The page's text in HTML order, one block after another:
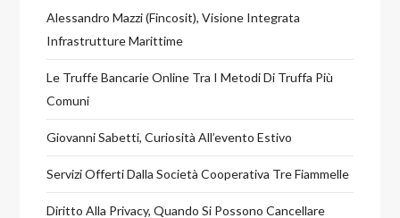
Alessandro Mazzi (Fincosit), Visione Integrata
Infrastrutture Marittime
Le Truffe Bancarie Online Tra I Metodi Di Truffa Più
Comuni
Giovanni Sabetti, Curiosità All’evento Estivo
Servizi Offerti Dalla Società Cooperativa Tre Fiammelle
Diritto Alla Privacy, Quando Si Possono Cancellare